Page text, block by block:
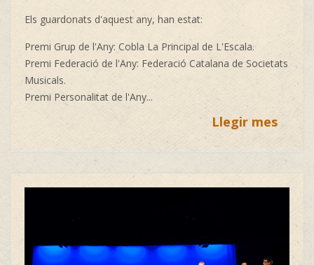
Els guardonats d'aquest any, han estat:
Premi Grup de l'Any: Cobla La Principal de L'Escala.
Premi Federació de l'Any: Federació Catalana de Societats
Musicals.
Premi Personalitat de l'Any...
Llegir mes